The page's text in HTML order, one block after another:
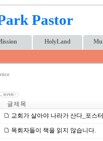
Pastor
HolyLand
글 제 목
교회가 살아야 나라가 산다_포스터
목회자들이 책을 읽지 않습니다.